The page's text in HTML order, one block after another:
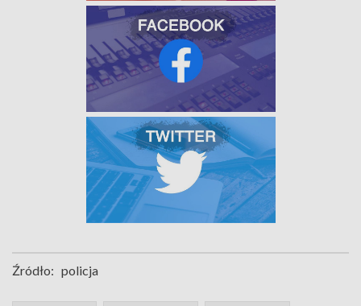
Źródło: policja